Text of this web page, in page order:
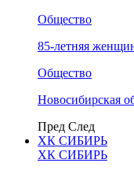
Общество
85-летняя
Общество
Новосибирская
Пред След
ХК СИБИРЬ
ХК СИБИРЬ